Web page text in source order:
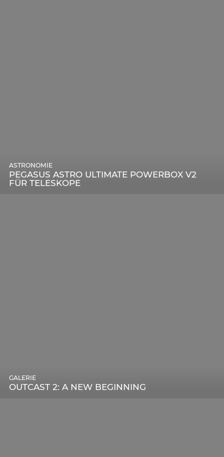
PEGASUS ASTRO ULTIMATE POWERBOX V2
FÜR TELESKOPE
ASTRONOMIE
OUTCAST 2: A NEW BEGINNING
GALERIE